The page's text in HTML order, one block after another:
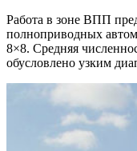
Работа в зоне ВПП
полноприводных
8×8. Средняя
обусловлено узким